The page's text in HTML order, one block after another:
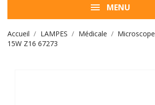
MENU
Accueil LAMPES Médicale Microscope
15W Z16 67273